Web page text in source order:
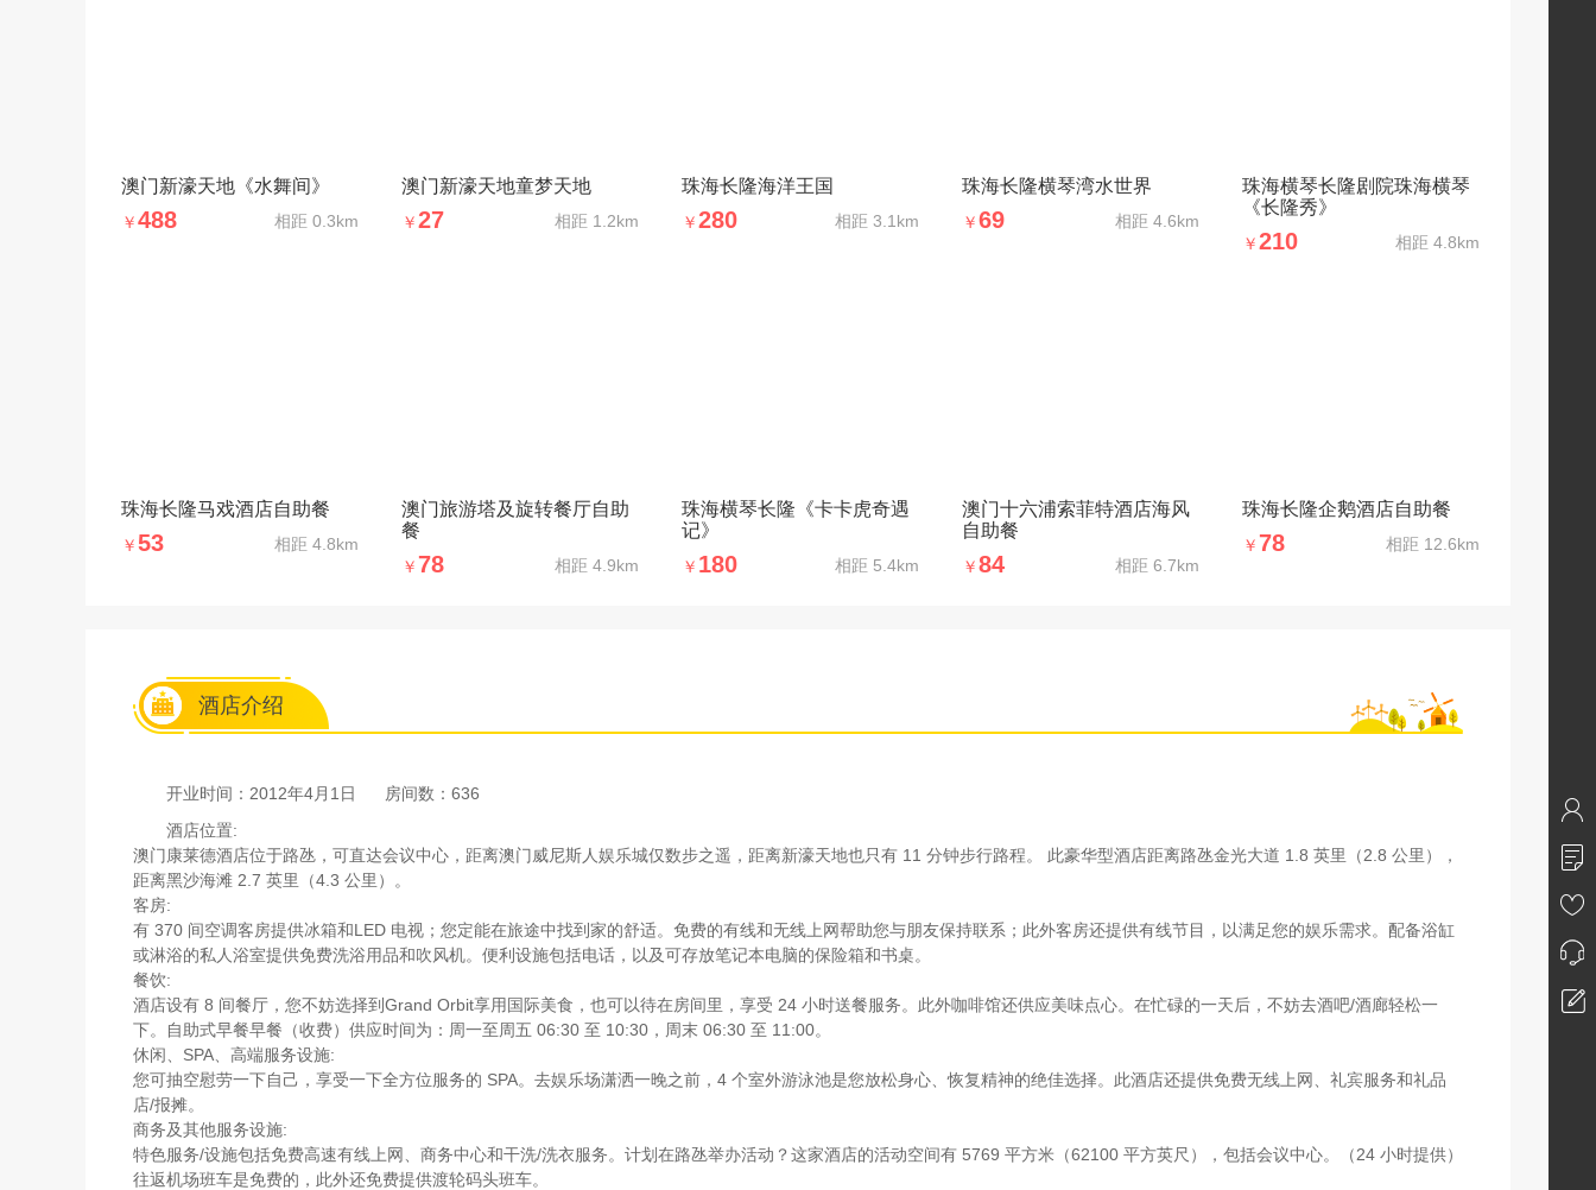
澳门新濠天地《水舞间》
￥488 相距 0.3km
澳门新濠天地童梦天地
￥27 相距 1.2km
珠海长隆海洋王国
￥280 相距 3.1km
珠海长隆横琴湾水世界
￥69 相距 4.6km
珠海横琴长隆剧院珠海横琴
《长隆秀》
￥210 相距 4.8km
珠海长隆马戏酒店自助餐
￥53 相距 4.8km
澳门旅游塔及旋转餐厅自助
餐
￥78 相距 4.9km
珠海横琴长隆《卡卡虎奇遇
记》
￥ 180 相距 5.4km
澳门十六浦索菲特酒店海风
自助餐
￥84 相距 6.7km
珠海长隆企鹅酒店自助餐
￥78 相距 12.6km
酒店介绍
开业时间：2012年4月1日
房间数：636
酒店位置:
澳门康莱德酒店位于路氹，可直达会议中心，距离澳门威尼斯人娱乐城仅数步之遥，距离新濠天地也只有 11 分钟步行路程。 此豪华型酒店距离路氹金光大道 1.8 英里（2.8 公里），
距离黑沙海滩 2.7 英里（4.3 公里）。
客房:
有 370 间空调客房提供冰箱和LED 电视；您定能在旅途中找到家的舒适。免费的有线和无线上网帮助您与朋友保持联系；此外客房还提供有线节目，以满足您的娱乐需求。配备浴缸
或淋浴的私人浴室提供免费洗浴用品和吹风机。便利设施包括电话，以及可存放笔记本电脑的保险箱和书桌。
餐饮:
酒店设有 8 间餐厅，您不妨选择到Grand Orbit享用国际美食，也可以待在房间里，享受 24 小时送餐服务。此外咖啡馆还供应美味点心。在忙碌的一天后，不妨去酒吧/酒廊轻松一
下。自助式早餐早餐（收费）供应时间为：周一至周五 06:30 至 10:30，周末 06:30 至 11:00。
休闲、SPA、高端服务设施:
您可抽空慰劳一下自己，享受一下全方位服务的 SPA。去娱乐场潇洒一晚之前，4 个室外游泳池是您放松身心、恢复精神的绝佳选择。此酒店还提供免费无线上网、礼宾服务和礼品
店/报摊。
商务及其他服务设施:
特色服务/设施包括免费高速有线上网、商务中心和干洗/洗衣服务。计划在路氹举办活动？这家酒店的活动空间有 5769 平方米（62100 平方英尺），包括会议中心。（24 小时提供）
往返机场班车是免费的，此外还免费提供渡轮码头班车。